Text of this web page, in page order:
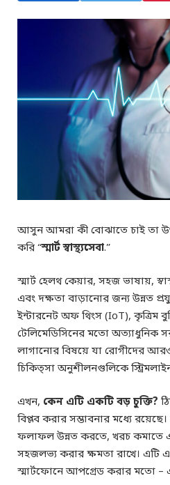
আসুন আমরা কী বোঝাতে চাই তা
করি “স্মার্ট স্বাস্থ্যসেবা.”
স্মার্ট হেলথ কেয়ার, সহজ ভাষায়,
এবং দক্ষতা বাড়ানোর জন্য উন্নত
ইন্টারনেট অফ থিংস (IoT), কৃত্রিম
টেলিমেডিসিনের মতো অত্যাধুনিক
লাগানোর বিষয়ে যা রোগীদের
চিকিত্সা অনুশীলনগুলিকে
এখন, কেন এটি একটি বড় চুক্তি?
বিপ্লব করার সম্ভাবনার মধ্যে রয়েছে।
ফলাফল উন্নত করতে, খরচ কমাতে
সহজলভ্য করার ক্ষমতা রাখে। এটি
স্মার্টফোনে আপগ্রেড করার মতো –